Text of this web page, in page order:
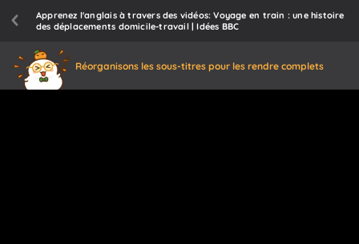
Apprenez l'anglais à travers des vidéos: Voyage en train : une histoire
des déplacements domicile-travail | Idées BBC
Réorganisons les sous-titres pour les rendre complets